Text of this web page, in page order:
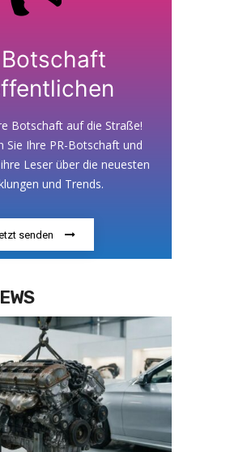
Botschaft auf die Straße!
Sie Ihre PR-Botschaft und
Leser über die neuesten
und Trends.
senden